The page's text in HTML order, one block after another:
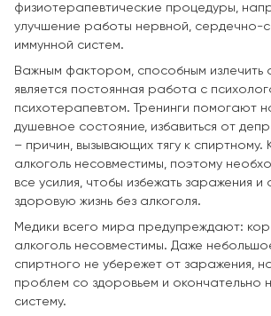
физиотерапевтические процедуры,
улучшение работы нервной, сердечно-
иммунной систем.
Важным фактором, способным излечить
является постоянная работа с
психотерапевтом. Тренинги помогают
душевное состояние, избавиться от
– причин, вызывающих тягу к спиртному.
алкоголь несовместимы, поэтому
все усилия, чтобы избежать заражения
здоровую жизнь без алкоголя.
Медики всего мира предупреждают:
алкоголь несовместимы. Даже
спиртного не убережет от заражения,
проблем со здоровьем и окончательно
систему.